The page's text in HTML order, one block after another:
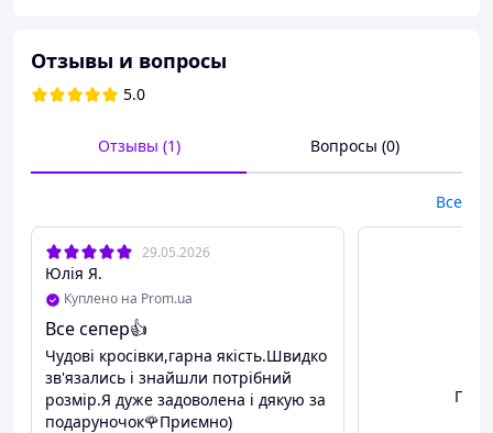
32р 19.5см
33р 20см
ОТПРАВКИ КАЖДЫЙДНЯ!
Отзывы и вопросы
5.0
Отзывы (1) Вопросы (0)
Все
29.05.2026
Юлія Я.
Куплено на Prom.ua
Все сепер👍
Чудові кросівки,гарна якість.Швидко
зв'язались і знайшли потрібний
розмір.Я дуже задоволена і дякую за
подаруночок🌹Приємно)